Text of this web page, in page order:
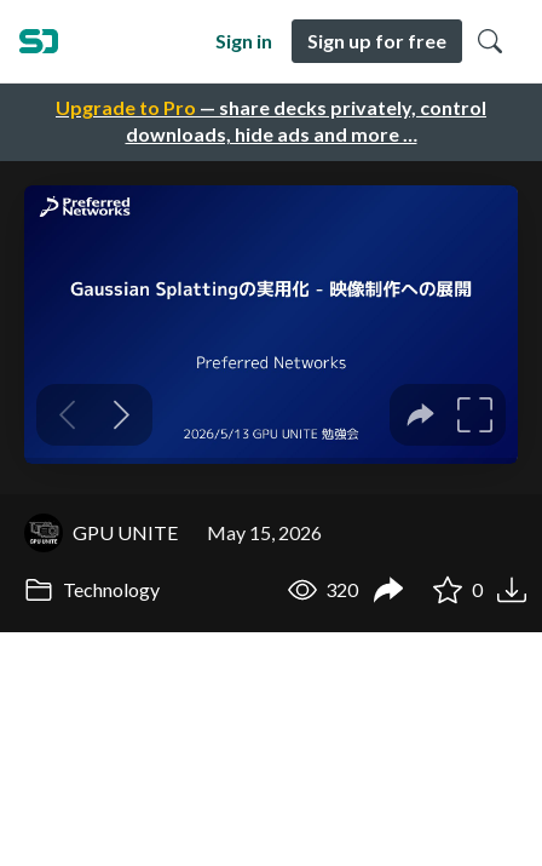
Upgrade to Pro — share decks privately, control
downloads, hide ads and more …
Sign in Sign up for free
GPU UNITE May 15, 2026
Technology 320 0